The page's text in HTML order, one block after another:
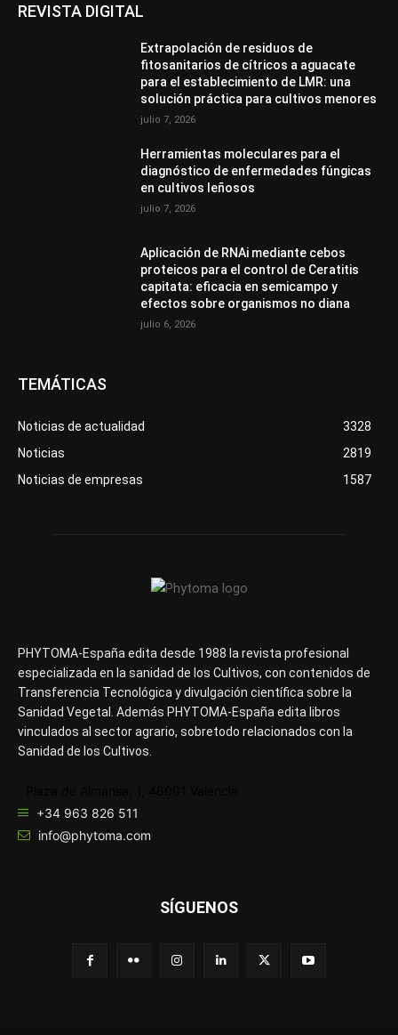
REVISTA DIGITAL
Extrapolación de residuos de
fitosanitarios de cítricos a aguacate
para el establecimiento de LMR: una
solución práctica para cultivos menores
julio 7, 2026
Herramientas moleculares para el
diagnóstico de enfermedades fúngicas
en cultivos leñosos
julio 7, 2026
Aplicación de RNAi mediante cebos
proteicos para el control de Ceratitis
capitata: eficacia en semicampo y
efectos sobre organismos no diana
julio 6, 2026
TEMÁTICAS
Noticias de actualidad
3328
Noticias
2819
Noticias de empresas
1587
PHYTOMA-España edita desde 1988 la revista profesional
especializada en la sanidad de los Cultivos, con contenidos de
Transferencia Tecnológica y divulgación científica sobre la
Sanidad Vegetal. Además PHYTOMA-España edita libros
vinculados al sector agrario, sobretodo relacionados con la
Sanidad de los Cultivos.
+34 963 826 511
info@phytoma.com
SÍGUENOS